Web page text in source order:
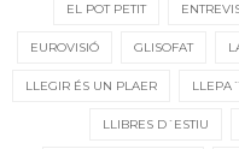
EL POT PETIT
EUROVISIÓ GLISOFAT
LLEGIR ÉS UN PLAER
LLIBRES D´ESTIU